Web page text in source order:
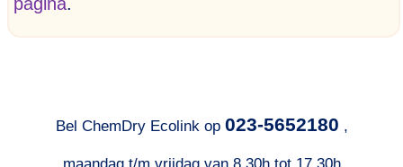
Bel ChemDry Ecolink op 023-5652180 ,